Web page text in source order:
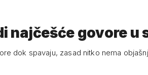
najčešće govore u
dok spavaju, zasad nitko nema